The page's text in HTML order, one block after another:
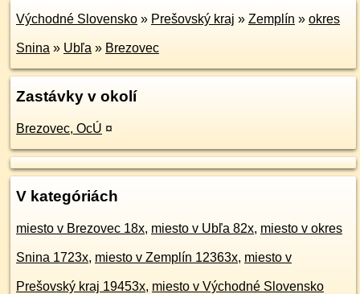
Východné Slovensko » Prešovský kraj » Zemplín » okres
Snina » Ubľa » Brezovec
Zastávky v okolí
Brezovec, OcÚ ¤
V kategóriách
miesto v Brezovec 18x, miesto v Ubľa 82x, miesto v okres
Snina 1723x, miesto v Zemplín 12363x, miesto v
Prešovský kraj 19453x, miesto v Východné Slovensko